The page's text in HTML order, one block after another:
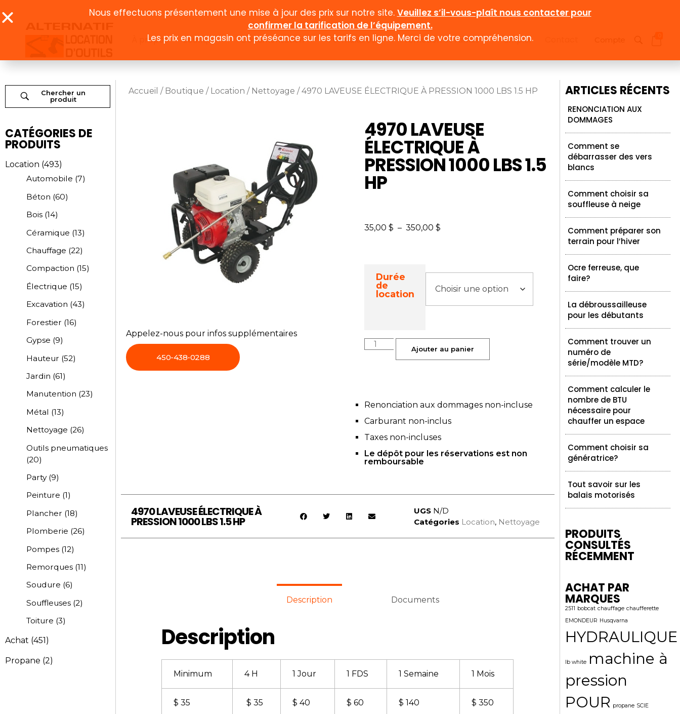
À propos Boutique Documentation Formulaires Promotion et rabais Emploi
Chercher un
produit
CATÉGORIES DE
PRODUITS
Location (493)
Automobile (7)
Béton (60)
Bois (14)
Céramique (13)
Chauffage (22)
Compaction (15)
Électrique (15)
Excavation (43)
Forestier (16)
Gypse (9)
Hauteur (52)
Jardin (61)
Manutention (23)
Métal (13)
Nettoyage (26)
Outils pneumatiques
(20)
Party (9)
Peinture (1)
Plancher (18)
Plomberie (26)
Pompes (12)
Remorques (11)
Soudure (6)
Souffleuses (2)
Toiture (3)
Achat (451)
Propane (2)
Accueil / Boutique / Location / Nettoyage / 4970 LAVEUSE ÉLECTRIQUE À PRESSION 1000 LBS 1.5 HP
Appelez-nous pour infos supplémentaires
450-438-0288
4970 LAVEUSE
ÉLECTRIQUE À
PRESSION 1000 LBS 1.5
HP
35,00$ – 350,00$
Durée
de
location
Ajouter au panier
Renonciation aux dommages non-incluse
Carburant non-inclus
Taxes non-incluses
Le dépôt pour les réservations est non
remboursable
4970 LAVEUSE ÉLECTRIQUE À
PRESSION 1000 LBS 1.5 HP
UGS N/D
Catégories Location, Nettoyage
Description Documents
Description
Minimum 4 H 1 Jour 1 FDS 1 Semaine 1 Mois
$ 35 $ 35 $ 40 $ 60 $ 140 $ 350
ARTICLES RÉCENTS
RENONCIATION AUX
DOMMAGES
Comment se
débarrasser des vers
blancs
Comment choisir sa
souffleuse à neige
Comment préparer son
terrain pour l’hiver
Ocre ferreuse, que
faire?
La débroussailleuse
pour les débutants
Comment trouver un
numéro de
série/modèle MTD?
Comment calculer le
nombre de BTU
nécessaire pour
chauffer un espace
Comment choisir sa
génératrice?
Tout savoir sur les
balais motorisés
PRODUITS
CONSULTÉS
RÉCEMMENT
ACHAT PAR
MARQUES
2511 bobcat chauffage chaufferette
EMONDEUR Husqvarna
HYDRAULIQUE
lb white machine à
pression
POUR propane SCIE
Nous effectuons présentement une mise à jour des prix sur notre site. Veuillez s’il-vous-plaît nous contacter pour
confirmer la tarification de l’équipement.
Les prix en magasin ont préséance sur les tarifs en ligne. Merci de votre compréhension.